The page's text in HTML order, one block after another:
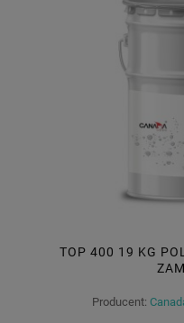
TOP 400 19 KG
Producent: